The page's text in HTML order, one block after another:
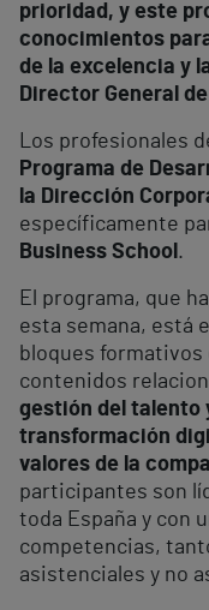
prioridad, y este
conocimientos
de la excelencia y
Director General
Los profesionales
Programa de
la Dirección
específicamente
Business School .
El programa, que
esta semana, está
bloques formativos
contenidos
gestión del talento
transformación
valores de la
participantes son
toda España y con
competencias,
asistenciales y no